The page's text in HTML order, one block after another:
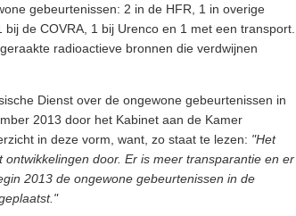
gebeurtenissen: 2 in de HFR, 1 in overige
de COVRA, 1 bij Urenco en 1 met een transport.
radioactieve bronnen die verdwijnen
Dienst over de ongewone gebeurtenissen in
2013 door het Kabinet aan de Kamer
in deze vorm, want, zo staat te lezen: "Het
door. Er is meer transparantie en er
2013 de ongewone gebeurtenissen in de